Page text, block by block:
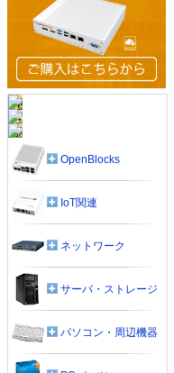
OpenBlocks
IoT関連
ネットワーク
サーバ・ストレージ
パソコン・周辺機器